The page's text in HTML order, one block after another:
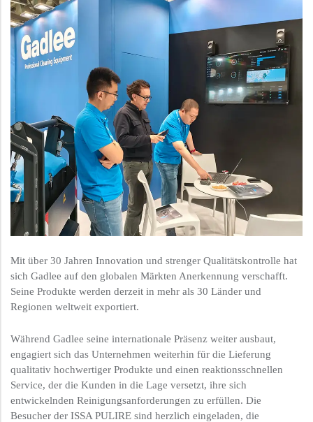
Mit über 30 Jahren Innovation und strenger Qualitätskontrolle hat
sich Gadlee auf den globalen Märkten Anerkennung verschafft.
Seine Produkte werden derzeit in mehr als 30 Länder und
Regionen weltweit exportiert.
Während Gadlee seine internationale Präsenz weiter ausbaut,
engagiert sich das Unternehmen weiterhin für die Lieferung
qualitativ hochwertiger Produkte und einen reaktionsschnellen
Service, der die Kunden in die Lage versetzt, ihre sich
entwickelnden Reinigungsanforderungen zu erfüllen. Die
Besucher der ISSA PULIRE sind herzlich eingeladen, die